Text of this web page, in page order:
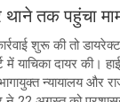
थाने तक पहुंचा
शुरू की तो
में याचिका दायर की।
न्यायालय और